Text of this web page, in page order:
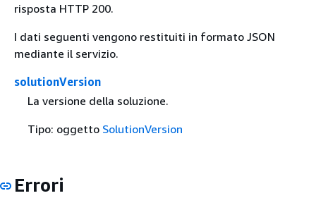
risposta HTTP 200.
I dati seguenti vengono restituiti in formato JSON
mediante il servizio.
solutionVersion
La versione della soluzione.
Tipo: oggetto SolutionVersion
Errori